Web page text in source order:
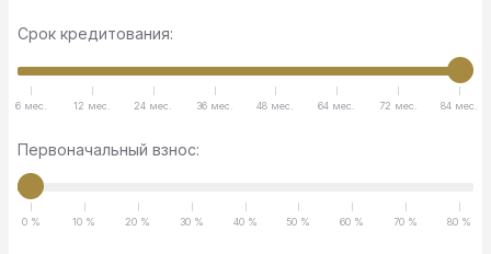
Срок кредитования:
6 мес. 12 мес. 24 мес. 36 мес. 48 мес. 64 мес. 72 мес. 84 мес.
Первоначальный взнос:
0 % 10 % 20 % 30 % 40 % 50 % 60 % 70 % 80 %